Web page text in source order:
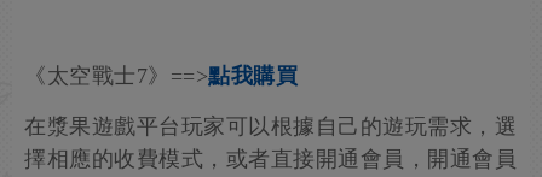
《太空戰士7》==>點我購買
在漿果遊戲平台玩家可以根據自己的遊玩需求，選
擇相應的收費模式，或者直接開通會員，開通會員